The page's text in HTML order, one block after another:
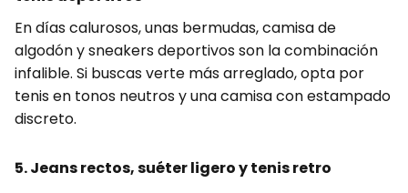
En días calurosos, unas bermudas, camisa de
algodón y sneakers deportivos son la combinación
infalible. Si buscas verte más arreglado, opta por
tenis en tonos neutros y una camisa con estampado
discreto.
5. Jeans rectos, suéter ligero y tenis retro